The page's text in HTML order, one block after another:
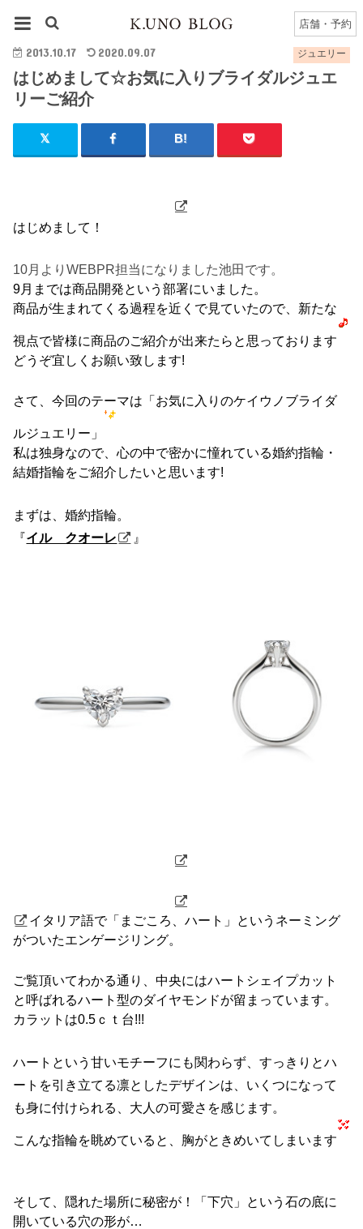
店舗・予約
はじめまして☆お気に入りブライダルジュエリーご紹介
ジュエリー
2013.10.17 2020.09.07
はじめまして☆お気に入りブライダルジュエ
リーご紹介
はじめまして！
10月よりWEBPR担当になりました池田です。
9月までは商品開発という部署にいました。
商品が生まれてくる過程を近くで見ていたので、新たな
視点で皆様に商品のご紹介が出来たらと思っております
どうぞ宜しくお願い致します!
さて、今回のテーマは「お気に入りのケイウノブライダ
ルジュエリー」
私は独身なので、心の中で密かに憧れている婚約指輪・
結婚指輪をご紹介したいと思います!
まずは、婚約指輪。
『イル クオーレ 』
イタリア語で「まごころ、ハート」というネーミング
がついたエンゲージリング。
ご覧頂いてわかる通り、中央にはハートシェイプカット
と呼ばれるハート型のダイヤモンドが留まっています。
カラットは0.5ｃｔ台!!!
ハートという甘いモチーフにも関わらず、すっきりとハ
ートを引き立てる凛としたデザインは、いくつになって
も身に付けられる、大人の可愛さを感じます。
こんな指輪を眺めていると、胸がときめいてしまいます
そして、隠れた場所に秘密が！「下穴」という石の底に
開いている穴の形が…